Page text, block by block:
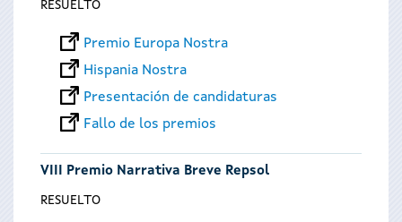
RESUELTO
Premio Europa Nostra
Hispania Nostra
Presentación de candidaturas
Fallo de los premios
VIII Premio Narrativa Breve Repsol
RESUELTO